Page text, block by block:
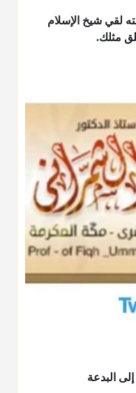
لقي شيخ الإسلام
مثلك.
البدعة